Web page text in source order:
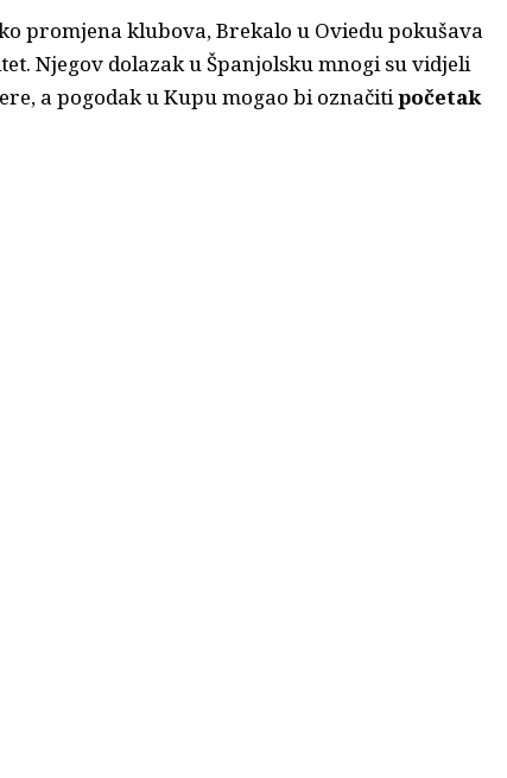
promjena klubova, Brekalo u Oviedu pokušava
Njegov dolazak u Španjolsku mnogi su vidjeli
a pogodak u Kupu mogao bi označitipočetak